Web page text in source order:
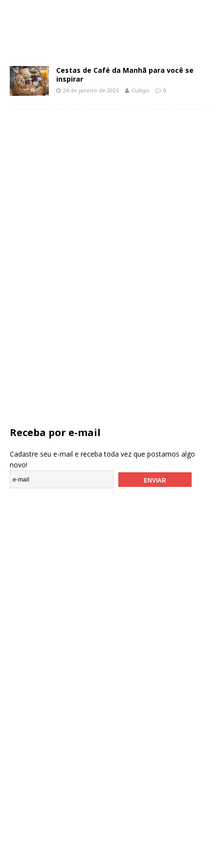
Cestas de Café da Manhã para você se
inspirar
24 de janeiro de 2026 Cultips 0
Receba por e-mail
Cadastre seu e-mail e receba toda vez que postamos algo
novo!